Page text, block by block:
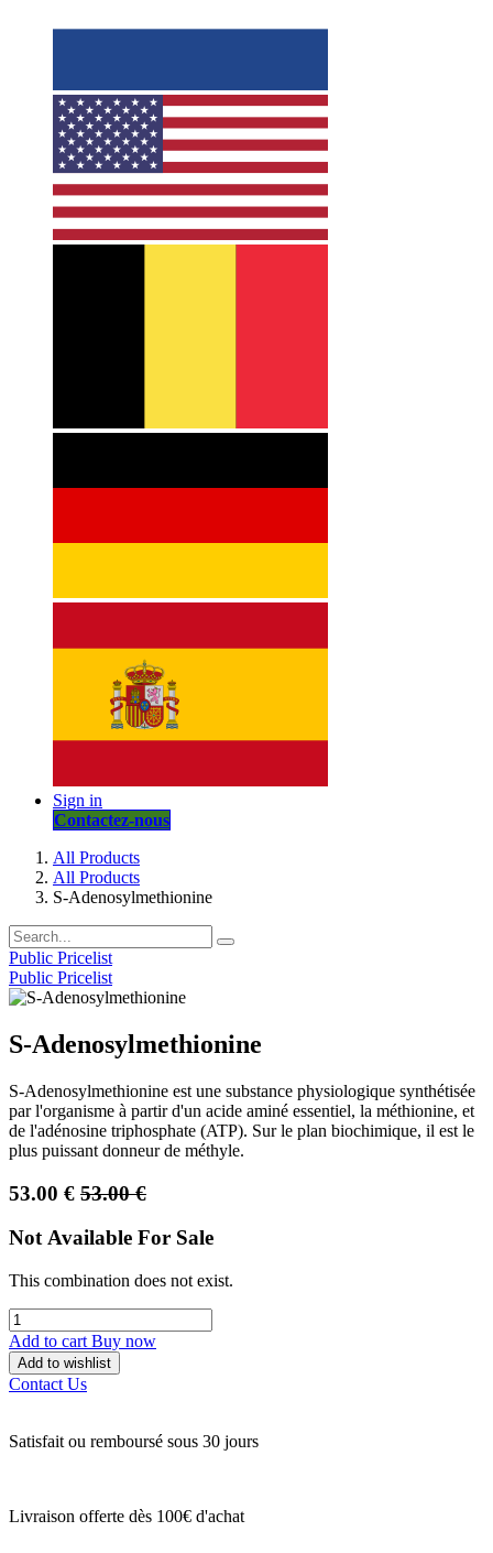
Sign in
Contactez-nous
All Products
All Products
S-Adenosylmethionine
Public Pricelist
Public Pricelist
S-Adenosylmethionine
S-Adenosylmethionine est une substance physiologique synthétisée
par l'organisme à partir d'un acide aminé essentiel, la méthionine, et
de l'adénosine triphosphate (ATP). Sur le plan biochimique, il est le
plus puissant donneur de méthyle.
53.00 € 53.00€
Not Available For Sale
This combination does not exist.
Add to cart Buy now
Add to wishlist
Contact Us
Satisfait ou remboursé sous 30 jours
Livraison offerte dès 100€ d'achat